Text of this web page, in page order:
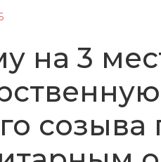
на 3
созыва